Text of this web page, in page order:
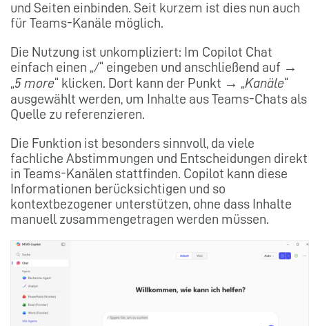
und Seiten einbinden. Seit kurzem ist dies nun auch
für Teams-Kanäle möglich.
Die Nutzung ist unkompliziert: Im Copilot Chat
einfach einen „/“ eingeben und anschließend auf →
„5 more“ klicken. Dort kann der Punkt → „Kanäle“
ausgewählt werden, um Inhalte aus Teams-Chats als
Quelle zu referenzieren.
Die Funktion ist besonders sinnvoll, da viele
fachliche Abstimmungen und Entscheidungen direkt
in Teams-Kanälen stattfinden. Copilot kann diese
Informationen berücksichtigen und so
kontextbezogener unterstützen, ohne dass Inhalte
manuell zusammengetragen werden müssen.